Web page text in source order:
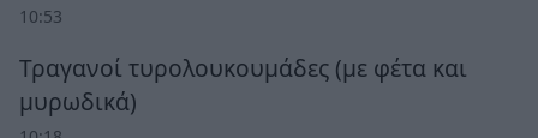
10:53
Τραγανοί τυρολουκουμάδες (με φέτα και
μυρωδικά)